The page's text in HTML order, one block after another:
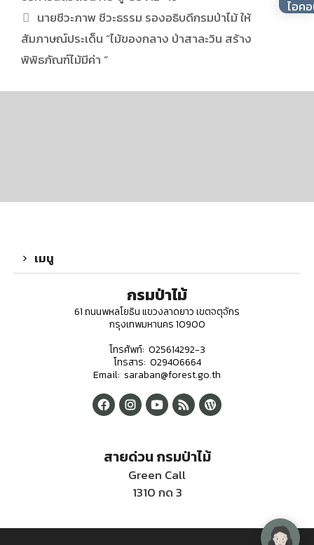
นายชีวะภาพ ชีวะธรรม รองอธิบดีกรมป่าไม้ ให้
สัมภาษณ์ประเด็น “ไม้ของกลาง ป่าสาละวิน สร้าง
พิพิธภัณฑ์ไม้มีค่า “
เมนู
กรมป่าไม้
61 ถนนพหลโยธิน แขวงลาดยาว เขตจตุจักร
กรุงเทพมหานคร 10900
โทรศัพท์: 025614292-3
โทรสาร: 029406664
Email: saraban@forest.go.th
สายด่วน กรมป่าไม้
Green Call
1310 กด 3